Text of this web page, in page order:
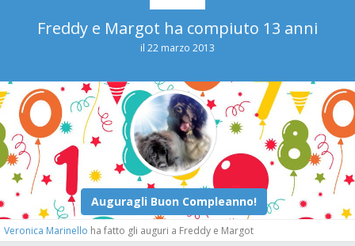
Freddy e Margot ha compiuto 13 anni
il 22 marzo 2013
Veronica Marinello ha fatto gli auguri a Freddy e Margot